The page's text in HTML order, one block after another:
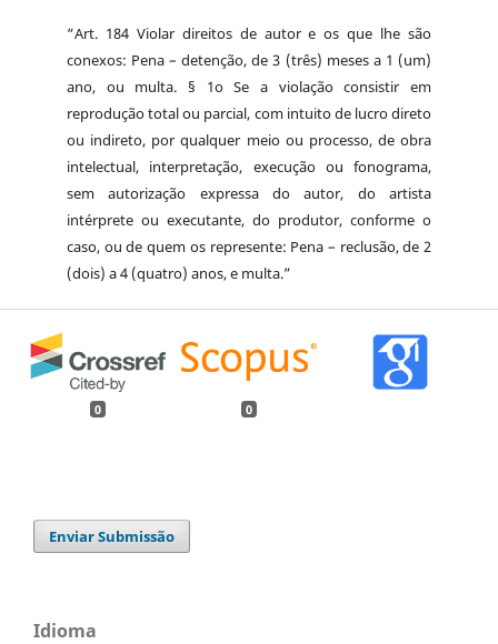
“Art. 184 Violar direitos de autor e os que lhe são
conexos: Pena – detenção, de 3 (três) meses a 1 (um)
ano, ou multa. § 1o Se a violação consistir em
reprodução total ou parcial, com intuito de lucro direto
ou indireto, por qualquer meio ou processo, de obra
intelectual, interpretação, execução ou fonograma,
sem autorização expressa do autor, do artista
intérprete ou executante, do produtor, conforme o
caso, ou de quem os represente: Pena – reclusão, de 2
(dois) a 4 (quatro) anos, e multa.”
0 0
Enviar Submissão
Idioma